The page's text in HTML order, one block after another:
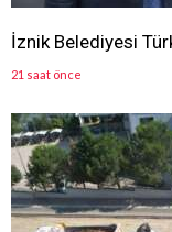
İznik Belediyesi
21 saat önce